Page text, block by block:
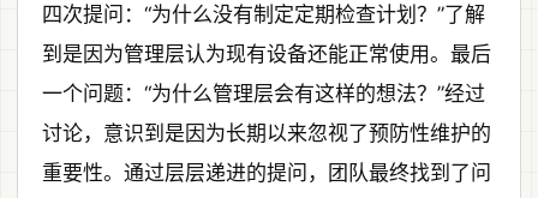
四次提问：“为什么没有制定定期检查计划？”了解
到是因为管理层认为现有设备还能正常使用。最后
一个问题：“为什么管理层会有这样的想法？”经过
讨论，意识到是因为长期以来忽视了预防性维护的
重要性。通过层层递进的提问，团队最终找到了问